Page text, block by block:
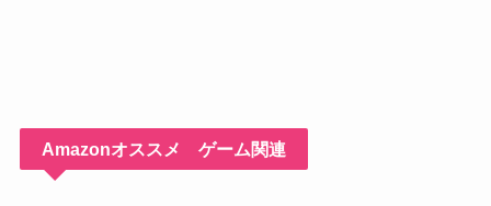
Amazonオススメ ゲーム関連